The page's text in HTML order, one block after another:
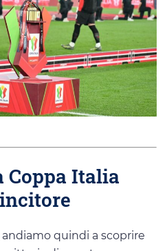
Coppa Italia
quindi a scoprire